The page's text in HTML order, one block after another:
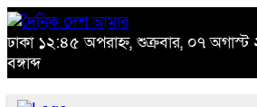
ঢাকা ১২:৪৫ অপরাহ্ন, শুক্রবার, ০৭
বঙ্গাব্দ